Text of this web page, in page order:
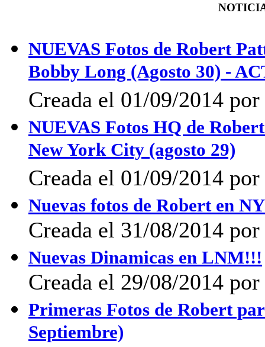
NUEVAS Fotos de Robert
Bobby Long (Agosto 30) -
Creada el 01/09/2014
NUEVAS Fotos HQ de
New York City (agosto 29)
Creada el 01/09/2014
Nuevas fotos de Robert en
Creada el 31/08/2014
Nuevas Dinamicas en LNM!!!
Creada el 29/08/2014
Primeras Fotos de Robert
Septiembre)